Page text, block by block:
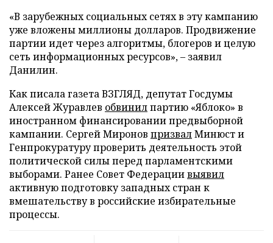
«В зарубежных социальных сетях в эту кампанию
уже вложены миллионы долларов. Продвижение
партии идет через алгоритмы, блогеров и целую
сеть информационных ресурсов», – заявил
Данилин.
Как писала газета ВЗГЛЯД, депутат Госдумы
Алексей Журавлев обвинилпартию «Яблоко» в
иностранном финансировании предвыборной
кампании. Сергей Миронов призвалМинюст и
Генпрокуратуру проверить деятельность этой
политической силы перед парламентскими
выборами. Ранее Совет Федерациивыявил
активную подготовку западных стран к
вмешательству в российские избирательные
процессы.